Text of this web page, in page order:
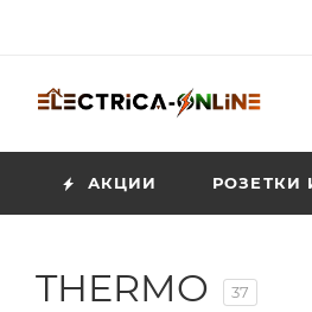
АКЦИИ РОЗЕТКИ
THERMO 37